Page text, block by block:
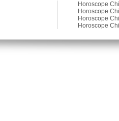
Horoscope
Horoscope
Horoscope
Horoscope